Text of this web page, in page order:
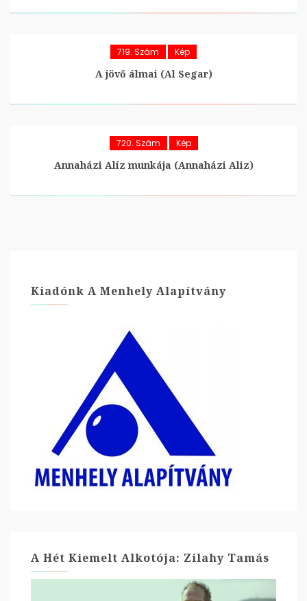
719. Szám Kép
A jövő álmai (Al Segar)
720. Szám Kép
Annaházi Alíz munkája (Annaházi Aliz)
Kiadónk A Menhely Alapítvány
A Hét Kiemelt Alkotója: Zilahy Tamás